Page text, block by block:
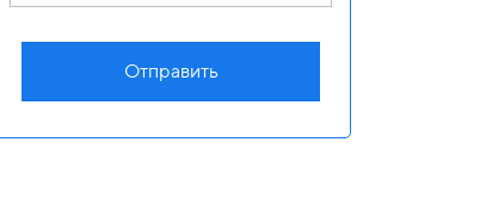
Отправить